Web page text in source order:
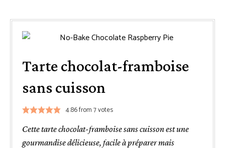
Tarte chocolat-framboise
sans cuisson
4.86from7votes
Cette tarte chocolat-framboise sans cuisson est une
gourmandise délicieuse, facile à préparer mais